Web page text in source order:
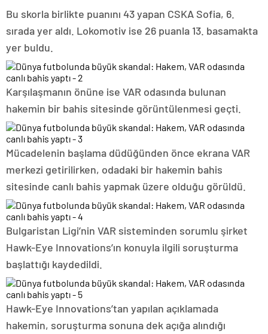
Bu skorla birlikte puanını 43 yapan CSKA Sofia, 6.
sırada yer aldı. Lokomotiv ise 26 puanla 13. basamakta
yer buldu.
Karşılaşmanın önüne ise VAR odasında bulunan
hakemin bir bahis sitesinde görüntülenmesi geçti.
Mücadelenin başlama düdüğünden önce ekrana VAR
merkezi getirilirken, odadaki bir hakemin bahis
sitesinde canlı bahis yapmak üzere olduğu görüldü.
Bulgaristan Ligi’nin VAR sisteminden sorumlu şirket
Hawk-Eye Innovations’ın konuyla ilgili soruşturma
başlattığı kaydedildi.
Hawk-Eye Innovations’tan yapılan açıklamada
hakemin, soruşturma sonuna dek açığa alındığı